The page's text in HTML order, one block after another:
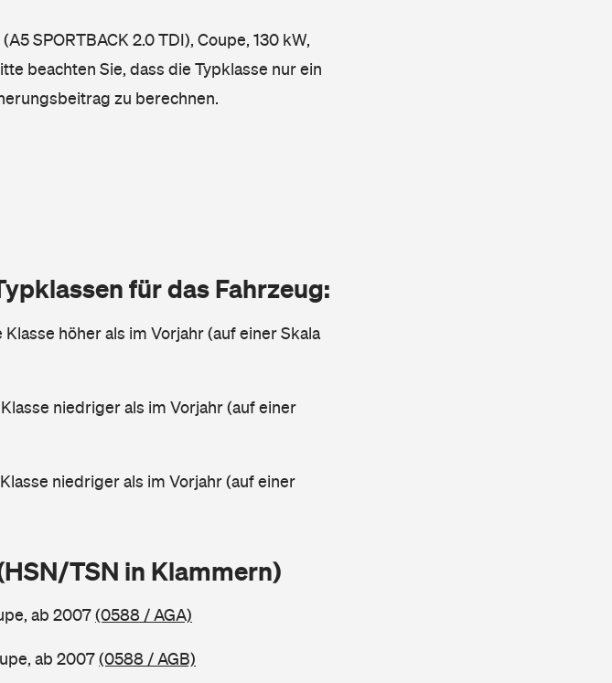
SPORTBACK 2.0 TDI), Coupe, 130 kW,
beachten Sie, dass die Typklasse nur ein
zu berechnen.
für das Fahrzeug:
Klasse höher als im Vorjahr (auf einer Skala
niedriger als im Vorjahr (auf einer
niedriger als im Vorjahr (auf einer
TSN in Klammern)
ab 2007(0588 / AGA)
ab 2007(0588 / AGB)